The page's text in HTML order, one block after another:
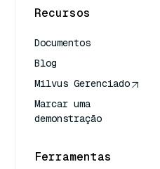
Recursos
Documentos
Blog
Milvus Gerenciado
Marcar uma
demonstração
Ferramentas